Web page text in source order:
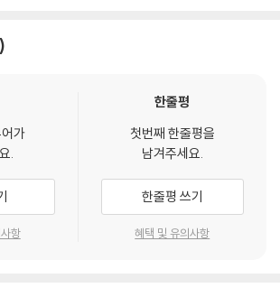
얽혀있는,
시하는 것. 하지만 과연 누가, 이 ‘왓치맨’들을 감
가
.
항
한줄평
첫번째 한줄평을
남겨주세요.
한줄평 쓰기
혜택 및 유의사항